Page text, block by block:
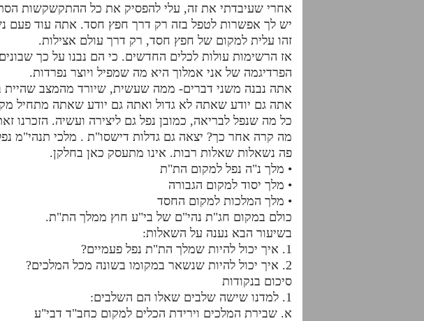
אחרי שעיבדתי את זה, עלי להפסיק את כל ההתקשקשות
יש לך אפשרות לטפל בזה רק דרך חפץ חסד. אתה עוד פעם
זהו עלית למקום של חפץ חסד, רק דרך עולם אצילות.
אז הרשימות עולות לכלים החדשים. כי הם נבנו על כך
הפרדיגמה של אני אמלוך היא מה שמפיל ויוצר נפרדות.
אתה נבנה משני דברים- ממה שעשית, שיורד מהמצב
אתה גם יודע שאתה לא גדול ואתה גם יודע שאתה מתחיל
כל מה שנפל לבריאה, כמובן נפל גם ליצירה ועשיה. הזכרנו
מה קרה אחר כך? יצאה גם גדלות דישסו"ת . מלכי תנהי"מ
פה נשאלות שאלות רבות. אינו מתעסק כאן בחלקן.
• מלך נ"ה נפל למקום הת"ת
• מלך יסוד למקום הגבורה
• מלך המלכות למקום החסד
כולם במקום חג"ת נהי"ם של בי"ע חוץ ממלך הת"ת.
בשיעור הבא נענה על השאלות:
1. איך יכול להיות שמלך הת"ת נפל פעמיים?
2. איך יכול להיות שנשאר במקומו בשונה מכל המלכים?
סיכום בנקודות
1. למדנו שישה שלבים שאלו הם השלבים:
א. שבירת המלכים וירידת הכלים למקום כחב"ד דבי"ע